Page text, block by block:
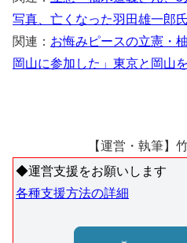
写真、亡くなった羽田雄一郎
関連： お悔みピースの立憲・
岡山に参加した」東京と岡山
【運営・執筆】
◆運営支援をお願いします
各種支援方法の詳細